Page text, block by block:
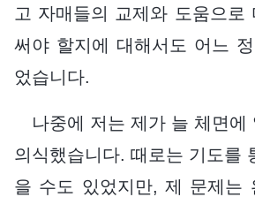
고 자매들의 교제와 도움으로
써야 할지에 대해서도 어느
었습니다.
나중에 저는 제가 늘 체면에
의식했습니다. 때로는 기도를
을 수도 있었지만, 제 문제는